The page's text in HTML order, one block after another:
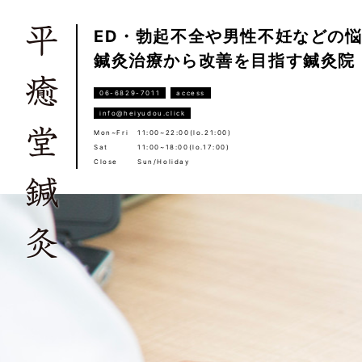
ED・勃起不全や男性不妊などの
鍼灸治療から改善を目指す鍼灸院
06-6829-7011 access
info@heiyudou.click
Mon~Fri
11:00~22:00(lo.21:00)
Sat
11:00~18:00(lo.17:00)
Close
Sun/Holiday